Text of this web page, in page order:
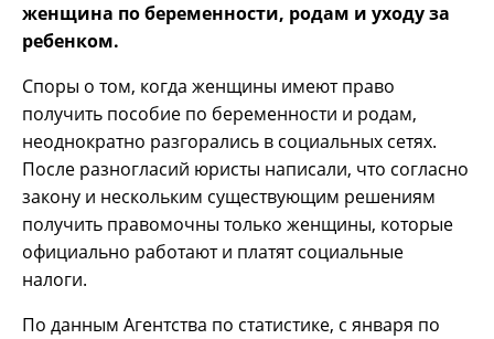
женщина по беременности, родам и уходу за
ребенком.
Споры о том, когда женщины имеют право
получить пособие по беременности и родам,
неоднократно разгорались в социальных сетях.
После разногласий юристы написали, что согласно
закону и нескольким существующим решениям
получить правомочны только женщины, которые
официально работают и платят социальные
налоги.
По данным Агентства по статистике, с января по